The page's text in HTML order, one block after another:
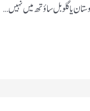
یا گلوبل ساؤتھ میں نہیں…